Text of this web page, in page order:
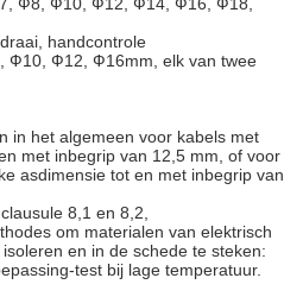
handcontrole
Ф10, Ф12, Ф16mm, elk van twee
in het algemeen voor kabels met
met inbegrip van 12,5 mm, of voor
asdimensie tot en met inbegrip van
8,1 en 8,2,
om materialen van elektrisch
en in de schede te steken:
test bij lage temperatuur.